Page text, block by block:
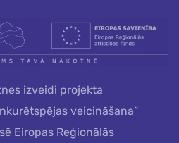
izveidi projekta
veicināšana”
Eiropas Reģionālās